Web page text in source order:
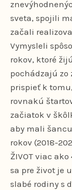
sveta, spojili
začali
Vymysleli
rokov, ktoré
pochádzajú zo
prispieť k
rovnakú
začiatok v
aby mali
rokov (2018-
ŽIVOT viac
sa pre život je
slabé rodiny s